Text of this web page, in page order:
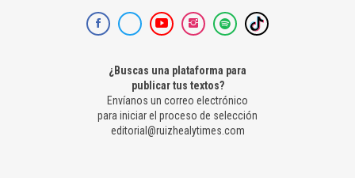
¿Buscas una plataforma para
publicar tus textos?
Envíanos un correo electrónico
para iniciar el proceso de selección
editorial@ruizhealytimes.com